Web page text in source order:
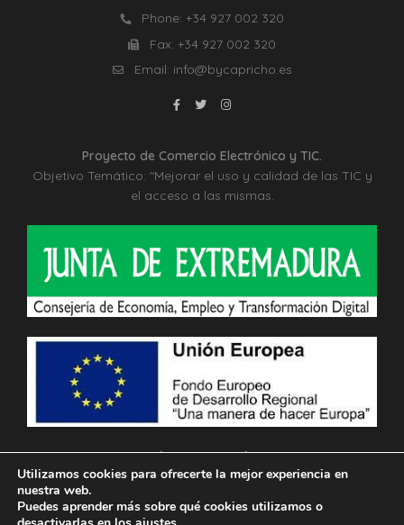
Phone: +34 927 002 320
Fax: +34 927 002 320
Email: info@bycapricho.es
Proyecto de Comercio Electrónico y TIC.
Objetivo Temático: "Mejorar el uso y calidad de las TIC y
el acceso a las mismas.
MÁS INFORMACIÓN
Utilizamos cookies para ofrecerte la mejor experiencia en
nuestra web.
Puedes aprender más sobre qué cookies utilizamos o